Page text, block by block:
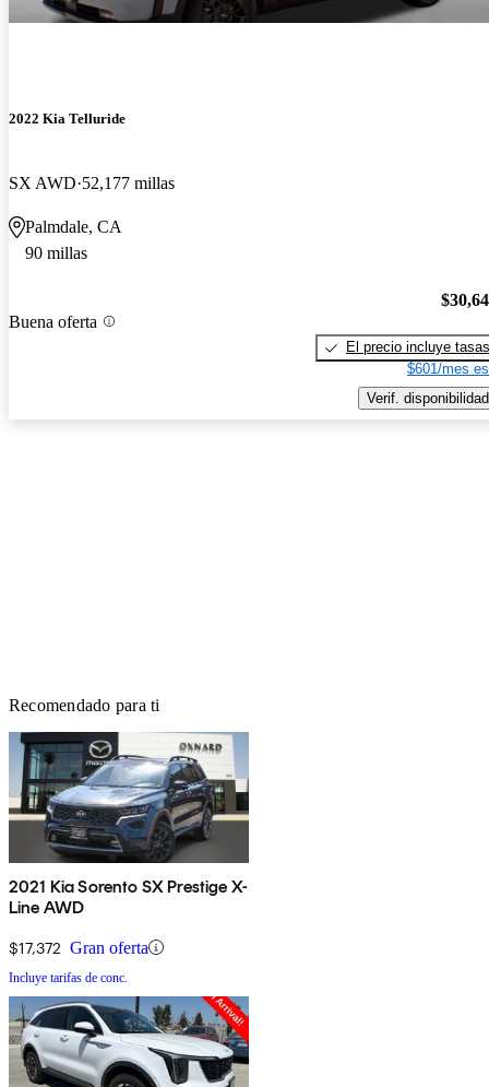
2022 Kia Telluride
SX AWD 52,177 millas
Palmdale, CA
90 millas
Buena oferta
El precio incluye tasas
$601/mes
Verif. disponibilidad
Recomendado para ti
2021 Kia Sorento SX Prestige X-
Line AWD
$17,372 Gran oferta
Incluye tarifas de conc.